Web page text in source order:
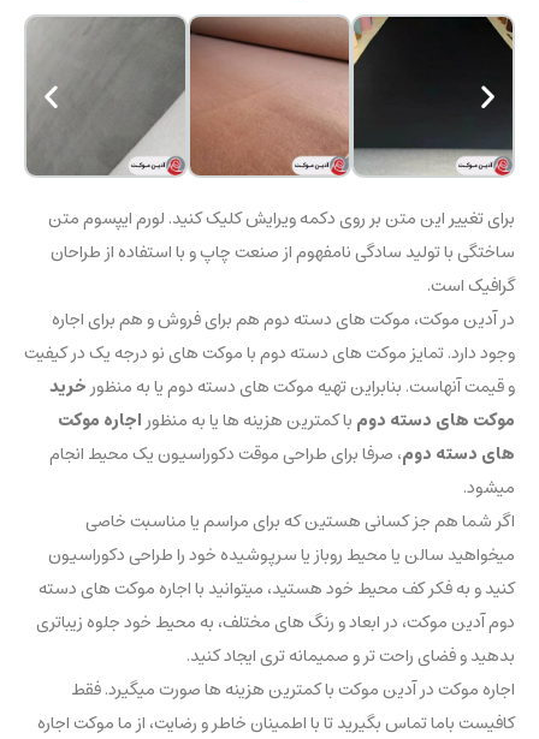
برای تغییر این متن بر روی دکمه ویرایش کلیک کنید. لورم ایپسوم متن
ساختگی با تولید سادگی نامفهوم از صنعت چاپ و با استفاده از طراحان
گرافیک است.
در آدین موکت، موکت های دسته دوم هم برای فروش و هم برای اجاره
وجود دارد. تمایز موکت های دسته دوم با موکت های نو درجه یک در کیفیت
و قیمت آنهاست. بنابراین تهیه موکت های دسته دوم یا به منظورخرید
موکت های دسته دوم با کمترین هزینه ها یا به منظوراجاره موکت
های دسته دوم، صرفا برای طراحی موقت دکوراسیون یک محیط انجام
میشود.
اگر شما هم جز کسانی هستین که برای مراسم یا مناسبت خاصی
میخواهید سالن یا محیط روباز یا سرپوشیده خود را طراحی دکوراسیون
کنید و به فکر کف محیط خود هستید، میتوانید با اجاره موکت های دسته
دوم آدین موکت، در ابعاد و رنگ های مختلف، به محیط خود جلوه زیباتری
بدهید و فضای راحت تر و صمیمانه تری ایجاد کنید.
اجاره موکت در آدین موکت با کمترین هزینه ها صورت میگیرد. فقط
کافیست باما تماس بگیرید تا با اطمینان خاطر و رضایت، از ما موکت اجاره